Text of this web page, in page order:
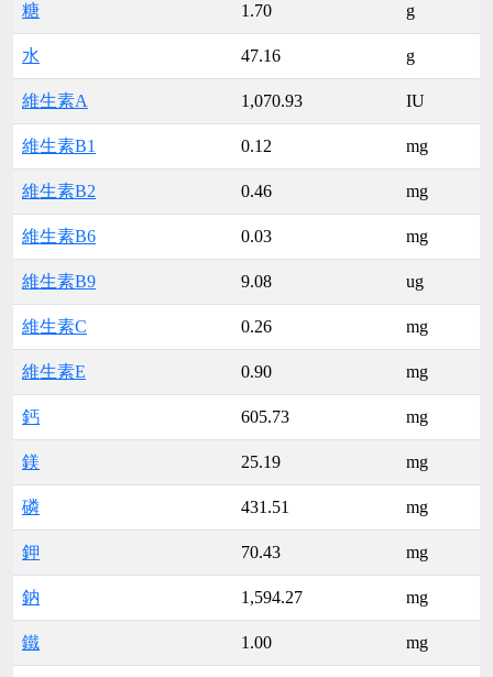
糖 1.70 g
水 47.16 g
維生素A 1,070.93 IU
維生素B1 0.12 mg
維生素B2 0.46 mg
維生素B6 0.03 mg
維生素B9 9.08 ug
維生素C 0.26 mg
維生素E 0.90 mg
鈣 605.73 mg
鎂 25.19 mg
磷 431.51 mg
鉀 70.43 mg
鈉 1,594.27 mg
鐵 1.00 mg